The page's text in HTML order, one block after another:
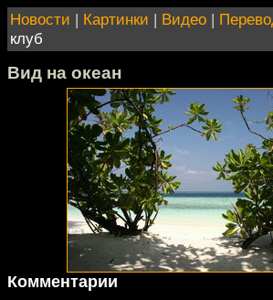
Новости | Картинки | Видео |
клуб
Вид на океан
Комментарии